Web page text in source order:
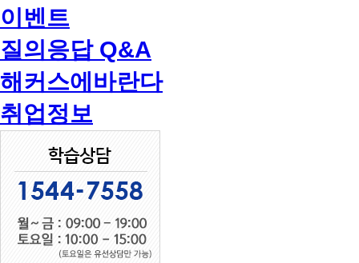
이벤트
질의응답 Q&A
해커스에바란다
취업정보